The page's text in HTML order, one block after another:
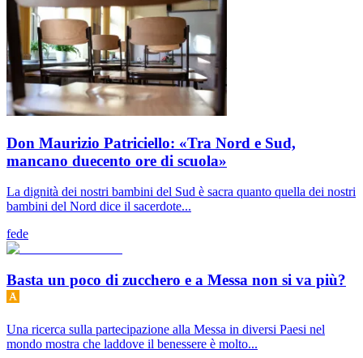
Don Maurizio Patriciello: «Tra Nord e Sud,
mancano duecento ore di scuola»
La dignità dei nostri bambini del Sud è sacra quanto quella dei nostri
bambini del Nord dice il sacerdote...
fede
Basta un poco di zucchero e a Messa non si va più?
Una ricerca sulla partecipazione alla Messa in diversi Paesi nel
mondo mostra che laddove il benessere è molto...